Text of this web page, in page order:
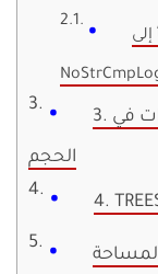
3. ترتيب المجلدات في WINDOWS 10 حسب
الحجم
4.